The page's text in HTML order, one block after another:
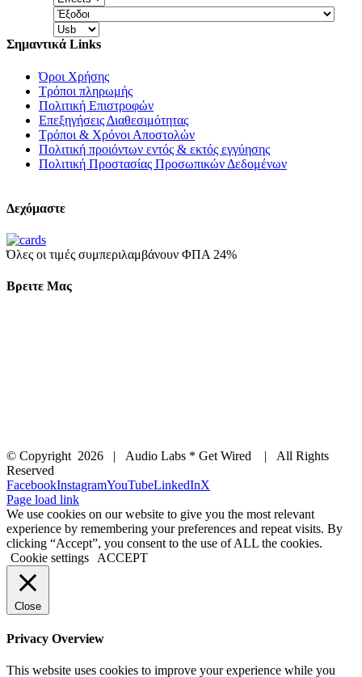
Σημαντικά Links
Όροι Χρήσης
Τρόποι πληρωμής
Πολιτική Επιστροφών
Επεξηγήσεις Διαθεσιμότητας
Τρόποι & Χρόνοι Αποστολών
Πολιτική προιόντων εντός & εκτός εγγύησης
Πολιτική Προστασίας Προσωπικών Δεδομένων
Δεχόμαστε
Όλες οι τιμές συμπεριλαμβάνουν ΦΠΑ 24%
Βρειτε Μας
© Copyright 2026 | Audio Labs * Get Wired | All Rights
Reserved
FacebookInstagramYouTubeLinkedInX
Page load link
We use cookies on our website to give you the most relevant
experience by remembering your preferences and repeat visits. By
clicking “Accept”, you consent to the use of ALL the cookies.
Cookie settings
ACCEPT
Close
Privacy Overview
This website uses cookies to improve your experience while you